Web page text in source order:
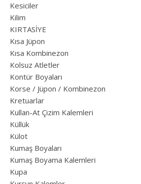
Kesiciler
Kilim
KIRTASİYE
Kısa Jüpon
Kısa Kombinezon
Kolsuz Atletler
Kontür Boyaları
Korse / Jüpon / Kombinezon
Kretuarlar
Kullan-At Çizim Kalemleri
Küllük
Külot
Kumaş Boyaları
Kumaş Boyama Kalemleri
Kupa